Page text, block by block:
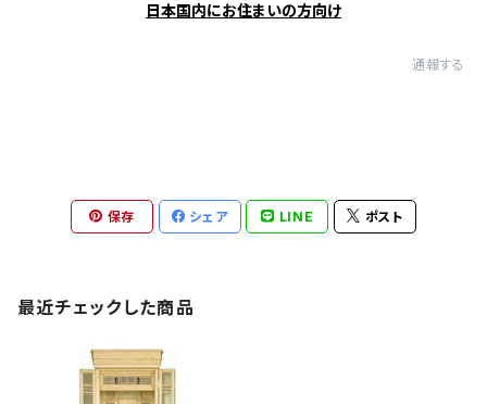
日本国内にお住まいの方向け
通報する
保存 シェア LINE ポスト
最近チェックした商品